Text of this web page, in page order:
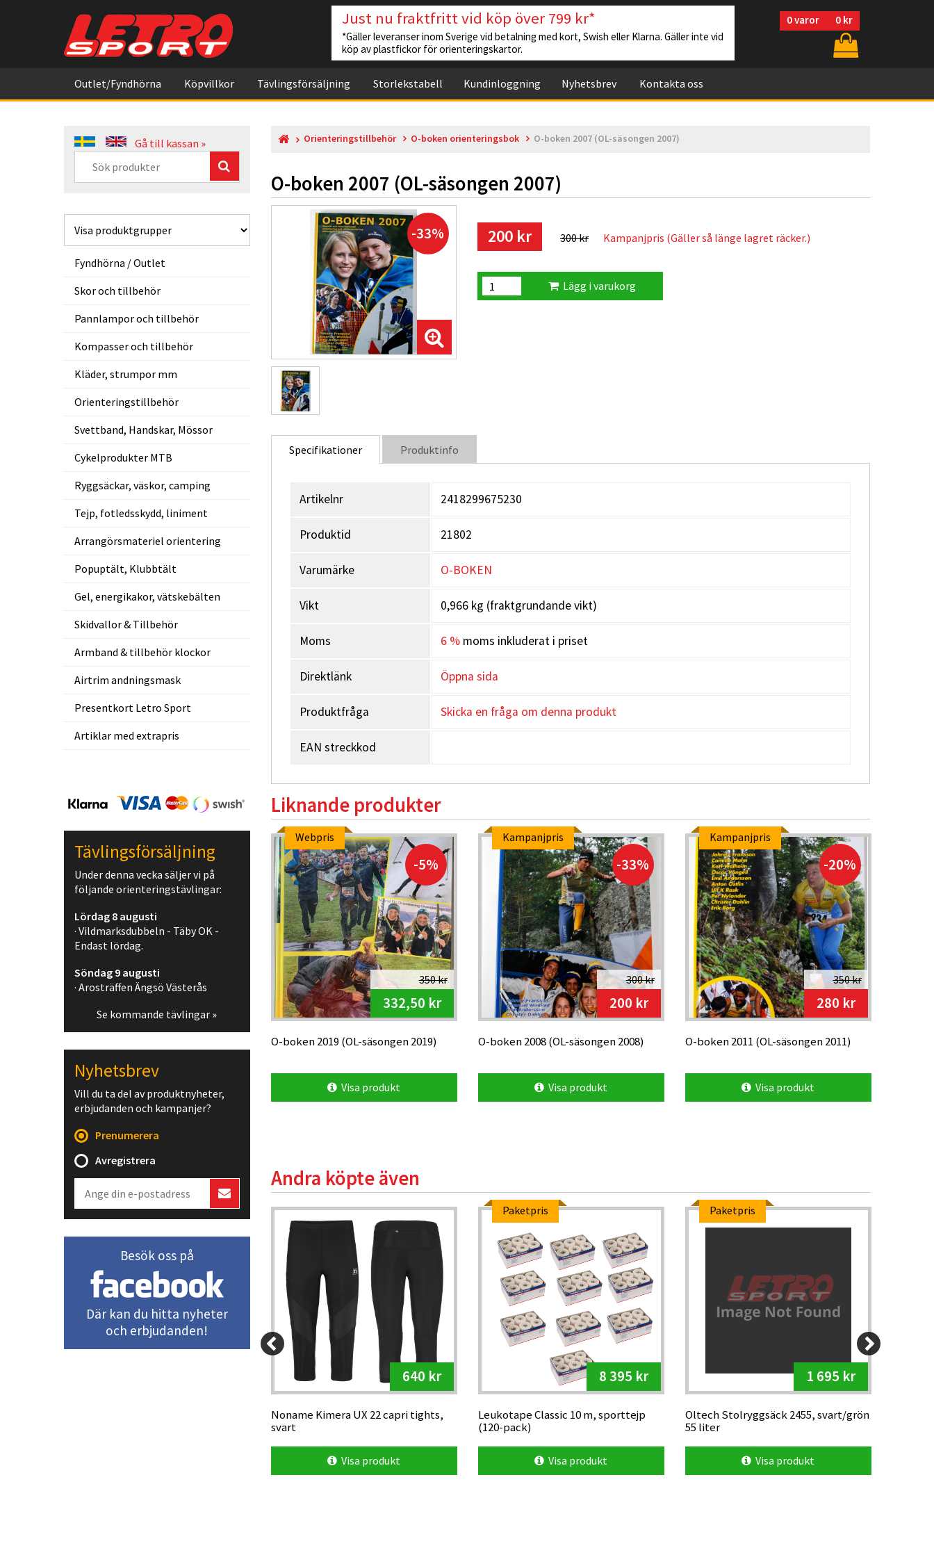
0varor 0 kr
Just nu fraktfritt vid köp över 799 kr*
*Gäller leveranser inom Sverige vid betalning med kort, Swish eller Klarna. Gäller inte vid
köp av plastfickor för orienteringskartor.
Outlet/Fyndhörna Köpvillkor Tävlingsförsäljning Storlekstabell Kundinloggning Nyhetsbrev Kontakta oss
Gå till kassan »
Fyndhörna / Outlet
Skor och tillbehör
Pannlampor och tillbehör
Kompasser och tillbehör
Kläder, strumpor mm
Orienteringstillbehör
Svettband, Handskar, Mössor
Cykelprodukter MTB
Ryggsäckar, väskor, camping
Tejp, fotledsskydd, liniment
Arrangörsmateriel orientering
Popuptält, Klubbtält
Gel, energikakor, vätskebälten
Skidvallor & Tillbehör
Armband & tillbehör klockor
Airtrim andningsmask
Presentkort Letro Sport
Artiklar med extrapris
Orienteringstillbehör O-boken orienteringsbok O-boken 2007 (OL-säsongen 2007)
O-boken 2007 (OL-säsongen 2007)
-33% 200 kr 300 kr Kampanjpris (Gäller så länge lagret räcker.)
Lägg i varukorg
Specifikationer Produktinfo
Artikelnr 2418299675230
Produktid 21802
Varumärke O-BOKEN
Vikt 0,966 kg (fraktgrundande vikt)
Moms 6 %moms inkluderat i priset
Direktlänk Öppna sida
Produktfråga Skicka en fråga om denna produkt
EAN streckkod
Liknande produkter
Webpris
-5%
350 kr
332,50 kr
O-boken 2019 (OL-säsongen 2019)
Visa produkt
Kampanjpris
-33%
300 kr
200 kr
O-boken 2008 (OL-säsongen 2008)
Visa produkt
Kampanjpris
-20%
350 kr
280 kr
O-boken 2011 (OL-säsongen 2011)
Visa produkt
Andra köpte även
Webpris
-5%
15 kr
640 kr
Noname Kimera UX 22 capri tights,
svart
Visa produkt
Paketpris
8 395 kr
Leukotape Classic 10 m, sporttejp
(120-pack)
Visa produkt
Paketpris
1 695 kr
Oltech Stolryggsäck 2455, svart/grön
55 liter
Visa produkt
Tävlingsförsäljning
Under denna vecka säljer vi på
följande orienteringstävlingar:
Lördag 8 augusti
· Vildmarksdubbeln - Täby OK -
Endast lördag.
Söndag 9 augusti
· Arosträffen Ängsö Västerås
Se kommande tävlingar »
Nyhetsbrev
Vill du ta del av produktnyheter,
erbjudanden och kampanjer?
Prenumerera
Avregistrera
Besök oss på
Där kan du hitta nyheter
och erbjudanden!